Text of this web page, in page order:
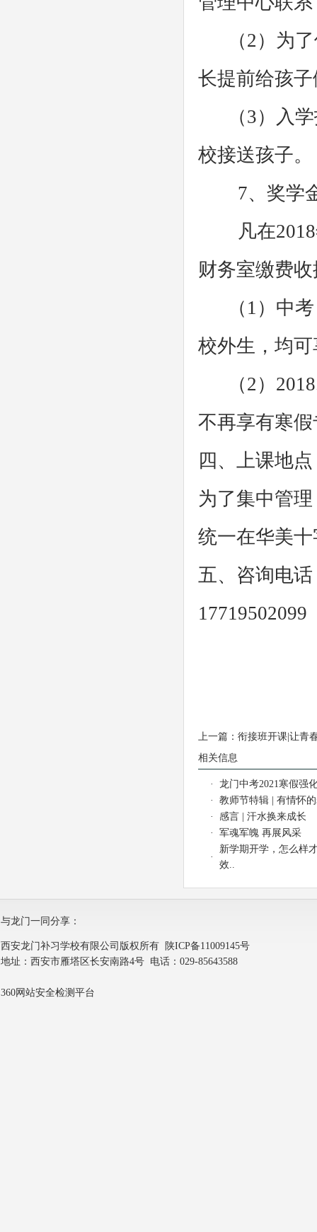
（2）为了
长提前给孩
（3）入学
校接送孩子。
7、奖学
凡在2018
财务室缴费
（1）中考
校外生，均
（2）
不再享有寒
四、上课地
为了集中管
统一在华美
五、咨询电话
上一篇： 衔接班开课|让青
相关信息
·
龙门中考2021寒假强
·
教师节特辑 | 有情怀
·
感言 | 汗水换来成长
·
军魂军魄 再展风采
·
新学期开学，怎么样
效..
与龙门一同分享：
西安龙门补习学校有限公司版权所有
陕ICP备11009145号
地址：西安市雁塔区长安南路4号 电话：029-85643588
360网站安全检测平台